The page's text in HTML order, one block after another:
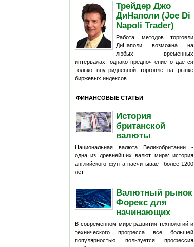
Трейдер Джо
ДиНаполи (Joe Di
Napoli Trader)
Работа методов торговли
ДиНаполи возможна на
любых временных
интервалах, однако предпочтение отдается
только внутридневной торговле на рынке
биржевых индексов.
ФИНАНСОВЫЕ СТАТЬИ
История
британской
валюты
Национальная валюта Великобритании -
одна из древнейших валют мира: история
английского фунта насчитывает более 1200
лет.
Валютный рынок
Форекс для
начинающих
В современном мире развития технологий и
технического прогресса все большей
популярностью пользуется профессия